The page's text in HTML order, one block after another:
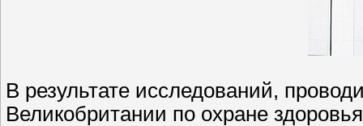
В результате исследований,
Великобритании по охране